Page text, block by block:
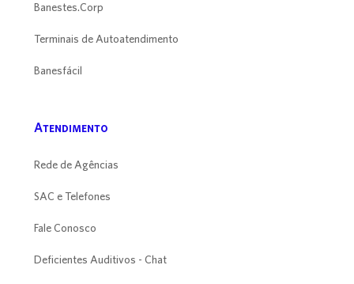
Banestes.Corp
Terminais de Autoatendimento
Banesfácil
Atendimento
Rede de Agências
SAC e Telefones
Fale Conosco
Deficientes Auditivos - Chat